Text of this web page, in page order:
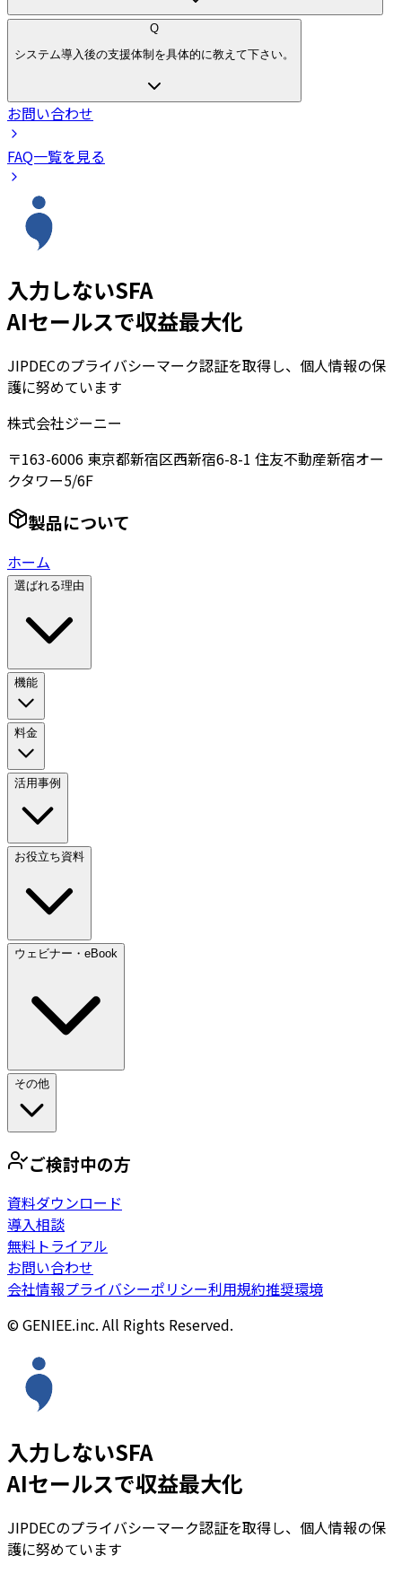
Q
システム導入後の支援体制を具体的に教えて下さい。
お問い合わせ
FAQ一覧を見る
入力しないSFA
AIセールスで収益最大化
JIPDECのプライバシーマーク認証を取得し、個人情報の保
護に努めています
株式会社ジーニー
〒163-6006 東京都新宿区西新宿6-8-1 住友不動産新宿オー
クタワー5/6F
製品について
ホーム
選ばれる理由
機能
料金
活用事例
お役立ち資料
ウェビナー・eBook
その他
ご検討中の方
資料ダウンロード
導入相談
無料トライアル
お問い合わせ
会社情報プライバシーポリシー利用規約推奨環境
© GENIEE.inc. All Rights Reserved.
入力しないSFA
AIセールスで収益最大化
JIPDECのプライバシーマーク認証を取得し、個人情報の保
護に努めています